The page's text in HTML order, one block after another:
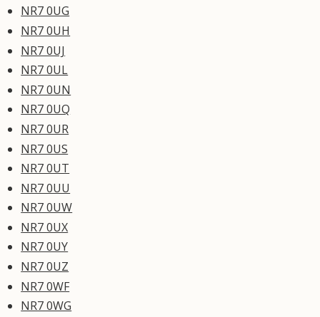
NR7 0UG
NR7 0UH
NR7 0UJ
NR7 0UL
NR7 0UN
NR7 0UQ
NR7 0UR
NR7 0US
NR7 0UT
NR7 0UU
NR7 0UW
NR7 0UX
NR7 0UY
NR7 0UZ
NR7 0WF
NR7 0WG